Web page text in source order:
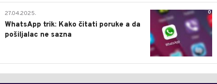
0
27.04.2025.
WhatsApp trik: Kako čitati poruke a da
pošiljalac ne sazna